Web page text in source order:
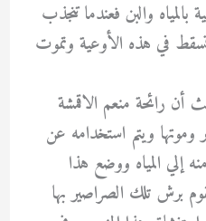
والبن فعندما تنجذب
في هذه الأوعية وتموت
أن رائحة منعم الاقمشة
ويتم استخدامه عن
إلي المياه ووضع هذا
برش تلك الصراصير بها